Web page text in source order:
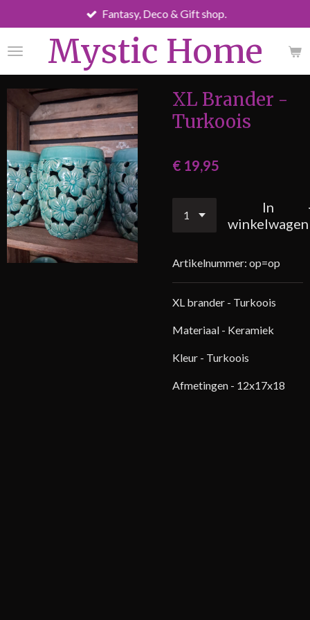
direct
naar
Mystic Home
Fantasy, Deco & Gift shop.
XL Brander -
Turkoois
€ 19,95
In
winkelwagen
Artikelnummer: op=op
XL brander - Turkoois
Materiaal - Keramiek
Kleur - Turkoois
Afmetingen - 12x17x18